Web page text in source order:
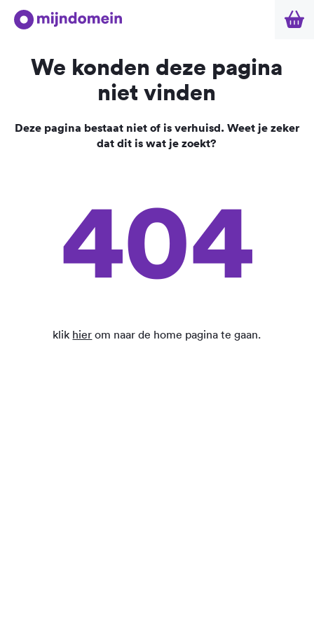
We konden deze pagina
niet vinden
Deze pagina bestaat niet of is verhuisd. Weet je zeker
dat dit is wat je zoekt?
404
klik hier om naar de home pagina te gaan.